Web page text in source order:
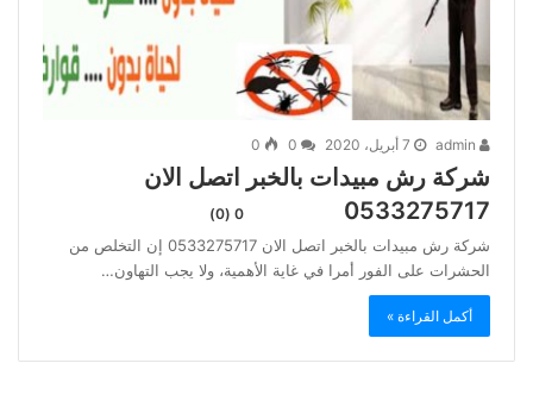
7 أبريل، 2020 0
شركة رش مبيدات بالخبر اتصل الان
0533275717
0 (0)
شركة رش مبيدات بالخبر اتصل الان 0533275717 إن التخلص من
الحشرات على الفور أمرا في غاية الأهمية، ولا يجب التهاون…
أكمل القراءة »